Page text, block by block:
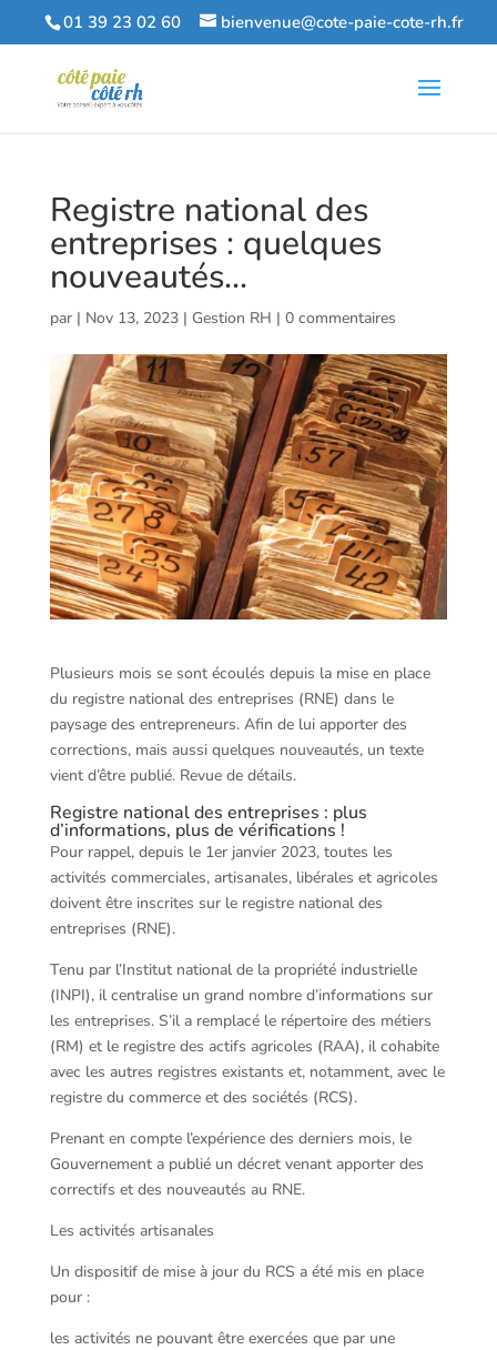
01 39 23 02 60 bienvenue@cote-paie-cote-rh.fr
Registre national des
entreprises : quelques
nouveautés…
par | Nov 13, 2023| Gestion RH | 0 commentaires
Plusieurs mois se sont écoulés depuis la mise en place
du registre national des entreprises (RNE) dans le
paysage des entrepreneurs. Afin de lui apporter des
corrections, mais aussi quelques nouveautés, un texte
vient d’être publié. Revue de détails.
Registre national des entreprises : plus
d’informations, plus de vérifications !
Pour rappel, depuis le 1er janvier 2023, toutes les
activités commerciales, artisanales, libérales et agricoles
doivent être inscrites sur le registre national des
entreprises (RNE).
Tenu par l’Institut national de la propriété industrielle
(INPI), il centralise un grand nombre d’informations sur
les entreprises. S’il a remplacé le répertoire des métiers
(RM) et le registre des actifs agricoles (RAA), il cohabite
avec les autres registres existants et, notamment, avec le
registre du commerce et des sociétés (RCS).
Prenant en compte l’expérience des derniers mois, le
Gouvernement a publié un décret venant apporter des
correctifs et des nouveautés au RNE.
Les activités artisanales
Un dispositif de mise à jour du RCS a été mis en place
pour :
les activités ne pouvant être exercées que par une